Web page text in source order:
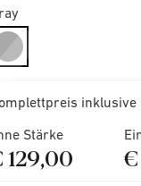
selected
inklusive
Stärke
129,00